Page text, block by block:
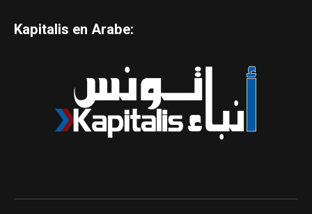
Kapitalis en Arabe: